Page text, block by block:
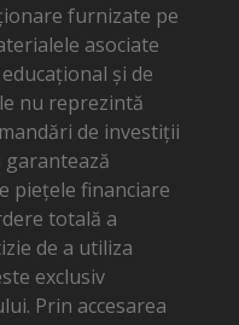
furnizate pe
asociate
și de
nu reprezintă
de investiții
garantează
piețele financiare
totală a
de a utiliza
exclusiv
Prin accesarea